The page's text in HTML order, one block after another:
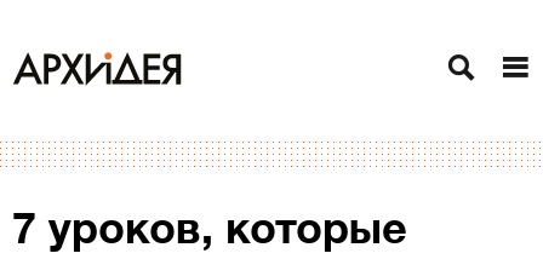
7 уроков, которые